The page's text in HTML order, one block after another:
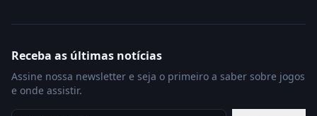
Receba as últimas notícias
Assine nossa newsletter e seja o primeiro a saber sobre jogos
e onde assistir.